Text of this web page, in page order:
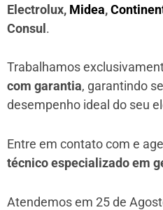
Electrolux, Midea,
Consul.
Trabalhamos
com garantia, garantindo
desempenho ideal do seu
Entre em contato com e
técnico especializado em
Atendemos em 25 de